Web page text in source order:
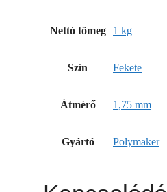
Nettó tömeg 1 kg
Szín Fekete
Átmérő 1,75 mm
Gyártó Polymaker